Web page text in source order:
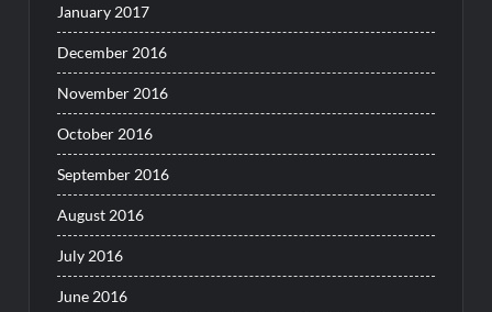
January 2017
December 2016
November 2016
October 2016
September 2016
August 2016
July 2016
June 2016